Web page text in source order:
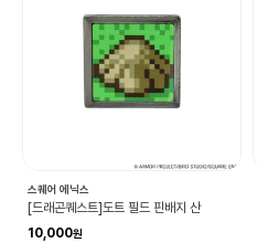
스퀘어 에닉스
[드래곤퀘스트]도트 필드 핀배지 산
10,000